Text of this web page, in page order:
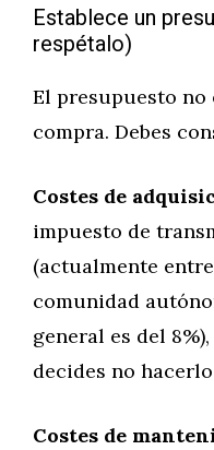
Establece un
respétalo)
El presupuesto no
compra. Debes
Costes de
impuesto de
(actualmente
comunidad
general es del
decides no
Costes de